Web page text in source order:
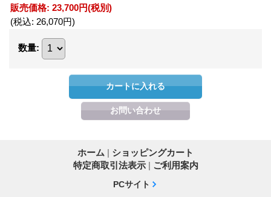
販売価格: 23,700円(税別)
(税込: 26,070円)
数量:
ホーム | ショッピングカート
特定商取引法表示 | ご利用案内
PCサイト